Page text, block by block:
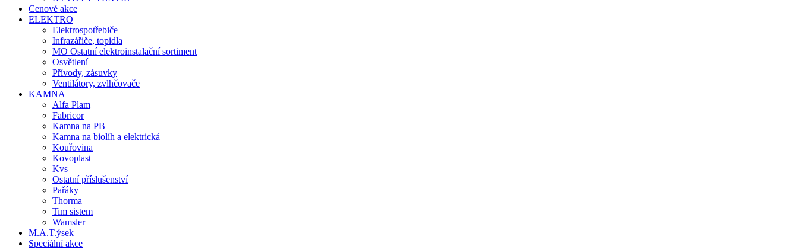
Cenové akce
ELEKTRO
Elektrospotřebiče
Infrazářiče, topidla
MO Ostatní elektroinstalační sortiment
Osvětlení
Přívody, zásuvky
Ventilátory, zvlhčovače
KAMNA
Alfa Plam
Fabricor
Kamna na PB
Kamna na biolíh a elektrická
Kouřovina
Kovoplast
Kvs
Ostatní příslušenství
Pařáky
Thorma
Tim sistem
Wamsler
M.A.T.ýsek
Speciální akce